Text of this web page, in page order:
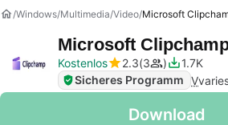
Windows Multimedia Video Microsoft
Microsoft
Kostenlos
2.3 3
1.7K
Sicheres Programm V
Download